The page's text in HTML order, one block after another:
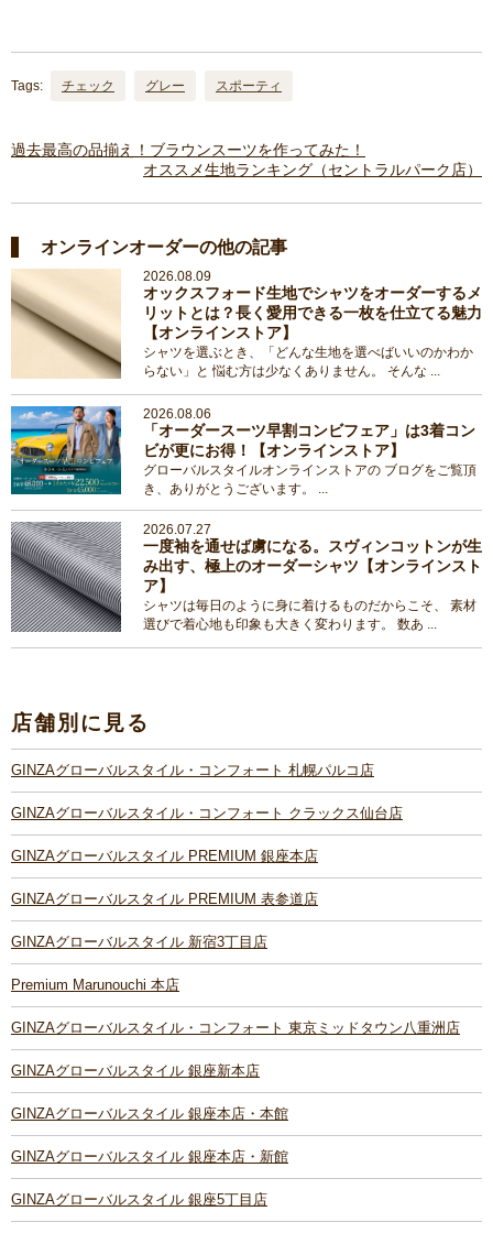
Tags: チェック グレー スポーティ
過去最高の品揃え！ブラウンスーツを作ってみた！
オススメ生地ランキング（セントラルパーク店）
オンラインオーダーの他の記事
2026.08.09
オックスフォード生地でシャツをオーダーするメ
リットとは？長く愛用できる一枚を仕立てる魅力
【オンラインストア】
シャツを選ぶとき、「どんな生地を選べばいいのかわか
らない」と 悩む方は少なくありません。 そんな ...
2026.08.06
「オーダースーツ早割コンビフェア」は3着コン
ビが更にお得！【オンラインストア】
グローバルスタイルオンラインストアの ブログをご覧頂
き、ありがとうございます。 ...
2026.07.27
一度袖を通せば虜になる。スヴィンコットンが生
み出す、極上のオーダーシャツ【オンラインスト
ア】
シャツは毎日のように身に着けるものだからこそ、 素材
選びで着心地も印象も大きく変わります。 数あ ...
店舗別に見る
GINZAグローバルスタイル・コンフォート 札幌パルコ店
GINZAグローバルスタイル・コンフォート クラックス仙台店
GINZAグローバルスタイル PREMIUM 銀座本店
GINZAグローバルスタイル PREMIUM 表参道店
GINZAグローバルスタイル 新宿3丁目店
Premium Marunouchi 本店
GINZAグローバルスタイル・コンフォート 東京ミッドタウン八重洲店
GINZAグローバルスタイル 銀座新本店
GINZAグローバルスタイル 銀座本店・本館
GINZAグローバルスタイル 銀座本店・新館
GINZAグローバルスタイル 銀座5丁目店